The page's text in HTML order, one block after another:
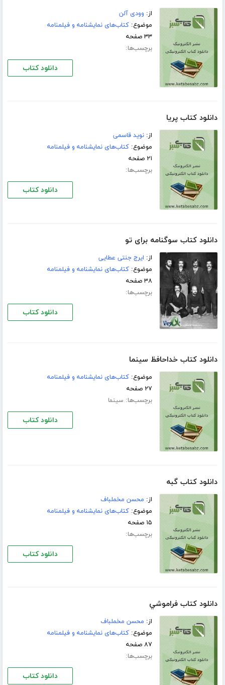
از: وودی آلن
موضوع:کتاب‌های نمایشنامه و فیلمنامه
۳۳ صفحه
برچسب‌ها:
دانلود کتاب
دانلود کتاب پریا
از:نوید قاسمی
موضوع:کتاب‌های نمایشنامه و فیلمنامه
۲۱ صفحه
برچسب‌ها:
دانلود کتاب
دانلود کتاب سوگنامه برای تو
از: ايرج جنتی عطايی
موضوع:کتاب‌های نمایشنامه و فیلمنامه
۳۸ صفحه
برچسب‌ها:
دانلود کتاب
دانلود کتاب خداحافظ سینما
موضوع:کتاب‌های نمایشنامه و فیلمنامه
۲۷ صفحه
برچسب‌ها: سینما
دانلود کتاب
دانلود کتاب گبه
از: محسن مخملباف
موضوع:کتاب‌های نمایشنامه و فیلمنامه
۱۵ صفحه
برچسب‌ها:
دانلود کتاب
دانلود کتاب فراموشي
از: محسن مخملباف
موضوع:کتاب‌های نمایشنامه و فیلمنامه
۸۷ صفحه
برچسب‌ها:
دانلود کتاب